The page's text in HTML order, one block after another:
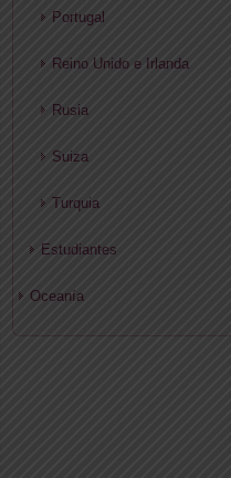
Portugal
Reino Unido e Irlanda
Rusia
Suiza
Turquia
Estudiantes
Oceanía